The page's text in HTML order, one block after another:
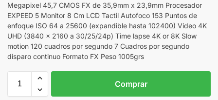
Megapixel 45,7 CMOS FX de 35,9mm x 23,9mm Procesador
EXPEED 5 Monitor 8 Cm LCD Tactil Autofoco 153 Puntos de
enfoque ISO 64 a 25600 (expandible hasta 102400) Video 4K
UHD (3840 x 2160 a 30/25/24p) Time lapse 4K or 8K Slow
motion 120 cuadros por segundo 7 Cuadros por segundo
disparo continuo Formato FX Peso 1005grs
Comprar